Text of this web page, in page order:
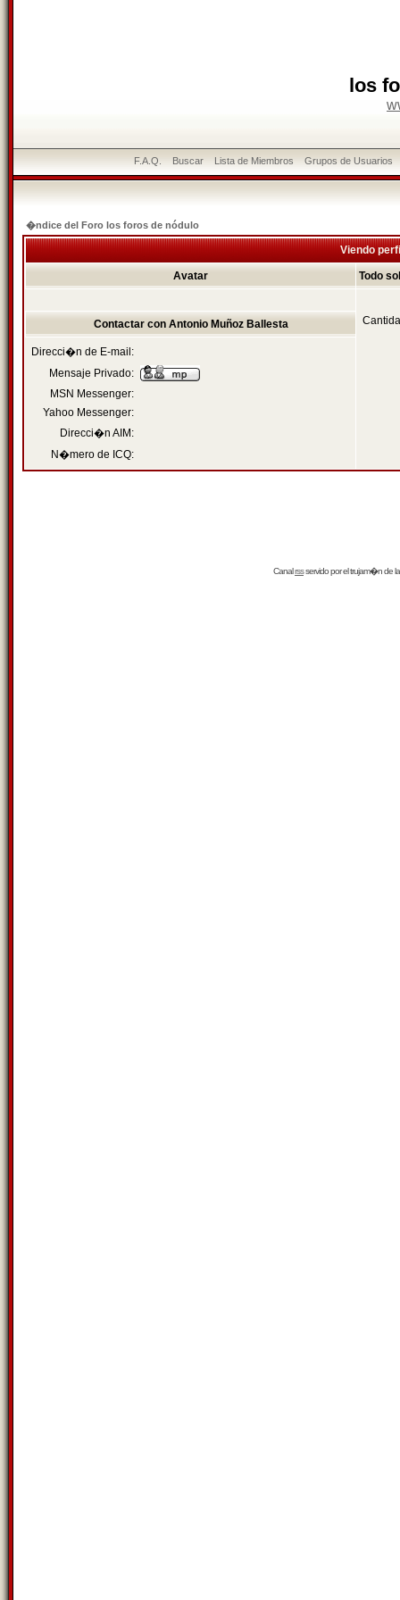
los
F.A.Q. Buscar Lista de Miembros Grupos de Usuarios
�ndice del Foro los foros de nódulo
Viendo
Avatar Todo
Contactar con Antonio Muñoz Ballesta
Direcci�n de E-mail:
Mensaje Privado:
MSN Messenger:
Yahoo Messenger:
Direcci�n AIM:
N�mero de ICQ:
Canalrssservido por eltrujam�nde